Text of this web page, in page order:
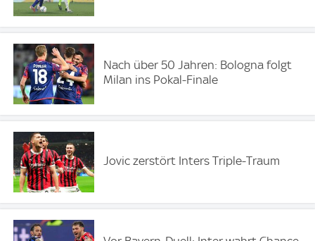
Nach über 50 Jahren: Bologna folgt
Milan ins Pokal-Finale
Jovic zerstört Inters Triple-Traum